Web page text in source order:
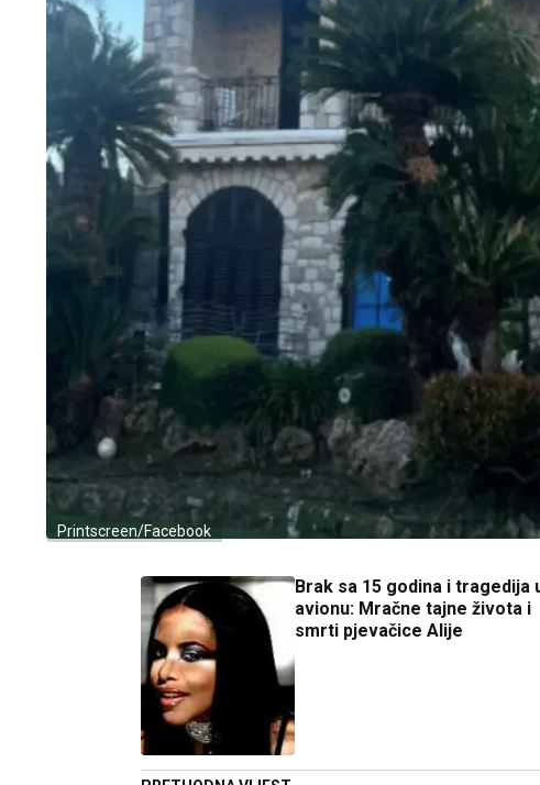
Printscreen/Facebook
Brak sa 15 godina i tragedija
avionu: Mračne tajne života i
smrti pjevačice Alije